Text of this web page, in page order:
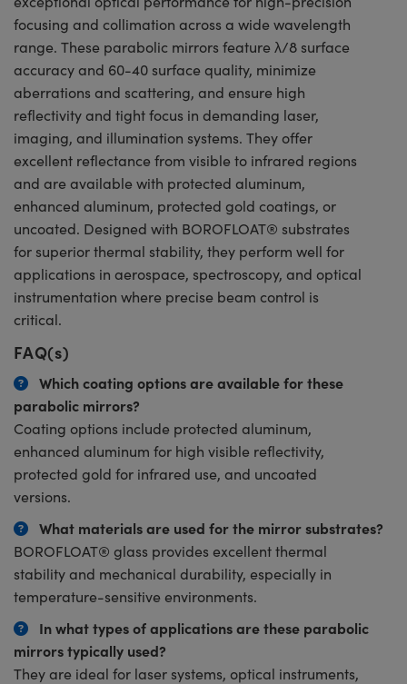
focusing and collimation across a wide wavelength
range. These parabolic mirrors feature λ/8 surface
accuracy and 60-40 surface quality, minimize
aberrations and scattering, and ensure high
reflectivity and tight focus in demanding laser,
imaging, and illumination systems. They offer
excellent reflectance from visible to infrared regions
and are available with protected aluminum,
enhanced aluminum, protected gold coatings, or
uncoated. Designed with BOROFLOAT® substrates
for superior thermal stability, they perform well for
applications in aerospace, spectroscopy, and optical
instrumentation where precise beam control is
critical.
FAQ(s)
Which coating options are available for these
parabolic mirrors?
Coating options include protected aluminum,
enhanced aluminum for high visible reflectivity,
protected gold for infrared use, and uncoated
versions.
What materials are used for the mirror substrates?
BOROFLOAT® glass provides excellent thermal
stability and mechanical durability, especially in
temperature-sensitive environments.
In what types of applications are these parabolic
mirrors typically used?
They are ideal for laser systems, optical instruments,